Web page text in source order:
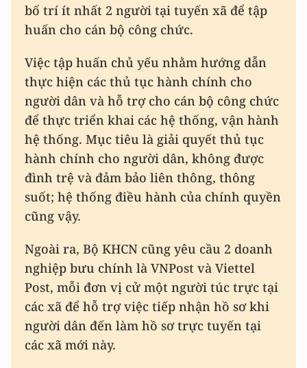
bố trí ít nhất 2 người tại tuyến xã để tập
huấn cho cán bộ công chức.
Việc tập huấn chủ yếu nhằm hướng dẫn
thực hiện các thủ tục hành chính cho
người dân và hỗ trợ cho cán bộ công chức
để thực triển khai các hệ thống, vận hành
hệ thống. Mục tiêu là giải quyết thủ tục
hành chính cho người dân, không được
đình trệ và đảm bảo liên thông, thông
suốt; hệ thống điều hành của chính quyền
cũng vậy.
Ngoài ra, Bộ KHCN cũng yêu cầu 2 doanh
nghiệp bưu chính là VNPost và Viettel
Post, mỗi đơn vị cử một người túc trực tại
các xã để hỗ trợ việc tiếp nhận hồ sơ khi
người dân đến làm hồ sơ trực tuyến tại
các xã mới này.